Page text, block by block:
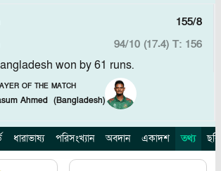
155/8
94/10 (17.4) T: 156
won by 61 runs.
OF THE MATCH
Ahmed (Bangladesh)
ধারাভাষ্য পরিসংখ্যান অবদান একাদশ তথ্য